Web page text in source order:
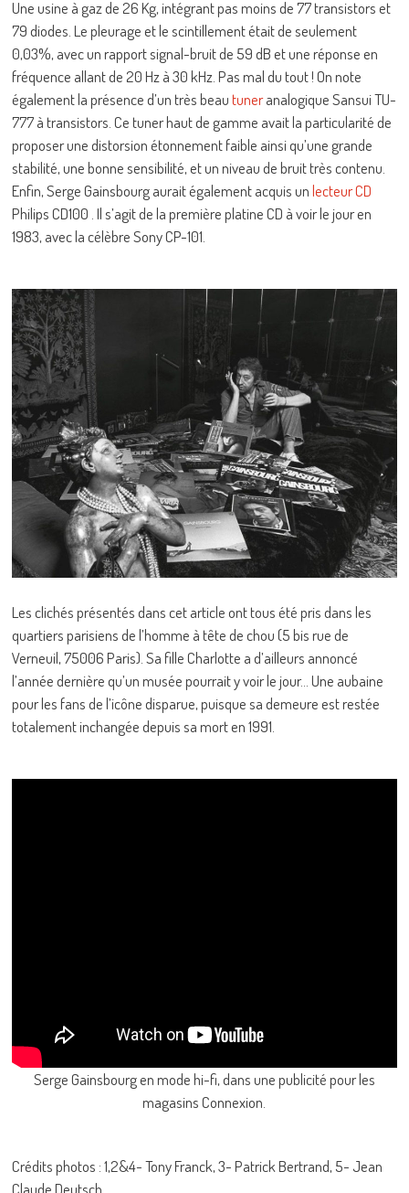
Une usine à gaz de 26 Kg, intégrant pas moins de 77 transistors et
79 diodes. Le pleurage et le scintillement était de seulement
0,03%, avec un rapport signal-bruit de 59 dB et une réponse en
fréquence allant de 20 Hz à 30 kHz. Pas mal du tout ! On note
également la présence d’un très beautuneranalogique Sansui TU-
777 à transistors. Ce tuner haut de gamme avait la particularité de
proposer une distorsion étonnement faible ainsi qu’une grande
stabilité, une bonne sensibilité, et un niveau de bruit très contenu.
Enfin, Serge Gainsbourg aurait également acquis unlecteur CD
Philips CD100 . Il s’agit de la première platine CD à voir le jour en
1983, avec la célèbre Sony CP-101.
Les clichés présentés dans cet article ont tous été pris dans les
quartiers parisiens de l’homme à tête de chou (5 bis rue de
Verneuil, 75006 Paris). Sa fille Charlotte a d’ailleurs annoncé
l’année dernière qu’un musée pourrait y voir le jour… Une aubaine
pour les fans de l’icône disparue, puisque sa demeure est restée
totalement inchangée depuis sa mort en 1991.
Serge Gainsbourg en mode hi-fi, dans une publicité pour les
magasins Connexion.
Crédits photos : 1,2&4- Tony Franck, 3- Patrick Bertrand, 5- Jean